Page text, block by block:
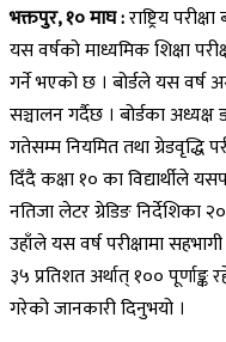
भक्तपुर, १० माघ :राष्ट्रिय
यस वर्षको माध्यमिक शिक्षा
गर्ने भएको छ । बोर्डले यस
सञ्चालन गर्दैछ । बोर्डका
गतेसम्म नियमित तथा ग्रेडवृद्धि
दिँदै कक्षा १० का विद्यार्थीले
नतिजा लेटर ग्रेडिङ निर्देशिका
उहाँले यस वर्ष परीक्षामा
३५ प्रतिशत अर्थात् १००
गरेको जानकारी दिनुभयो ।